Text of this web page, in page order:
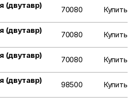
(двутавр)
70080 Купить
(двутавр)
70080 Купить
(двутавр)
70080 Купить
(двутавр)
98500 Купить